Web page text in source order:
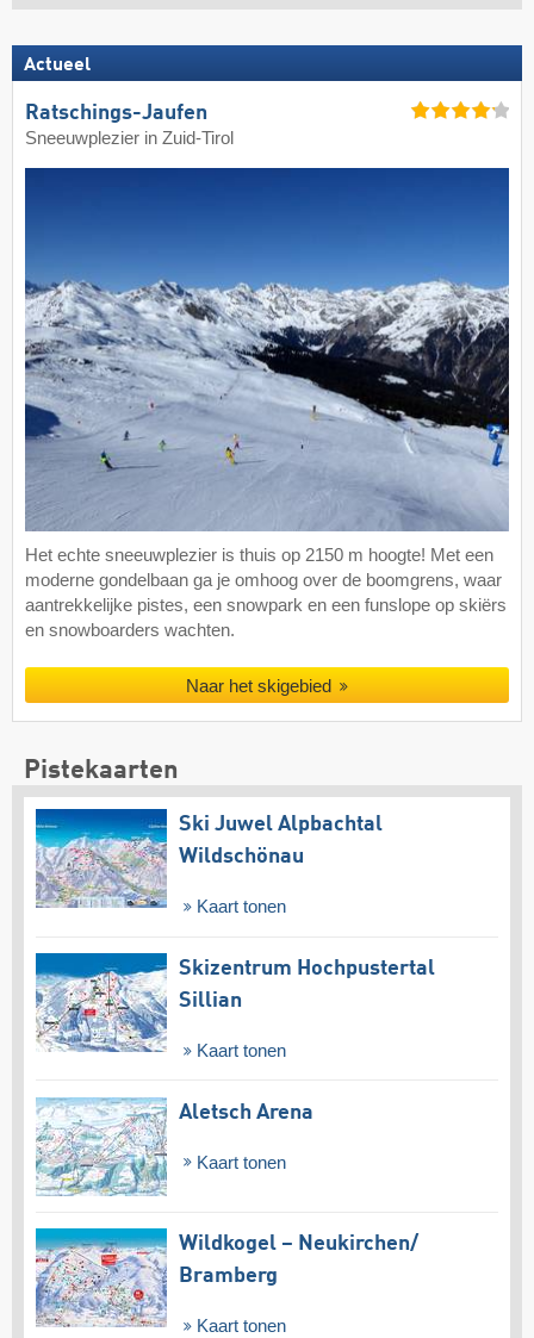
Actueel
Ratschings-Jaufen
Sneeuwplezier in Zuid-Tirol
Het echte sneeuwplezier is thuis op 2150 m hoogte! Met een
moderne gondelbaan ga je omhoog over de boomgrens, waar
aantrekkelijke pistes, een snowpark en een funslope op skiërs
en snowboarders wachten.
Naar het skigebied
Pistekaarten
Ski Juwel Alpbachtal
Wildschönau
Kaart tonen
Skizentrum Hochpustertal
Sillian
Kaart tonen
Aletsch Arena
Kaart tonen
Wildkogel – Neukirchen/​
Bramberg
Kaart tonen